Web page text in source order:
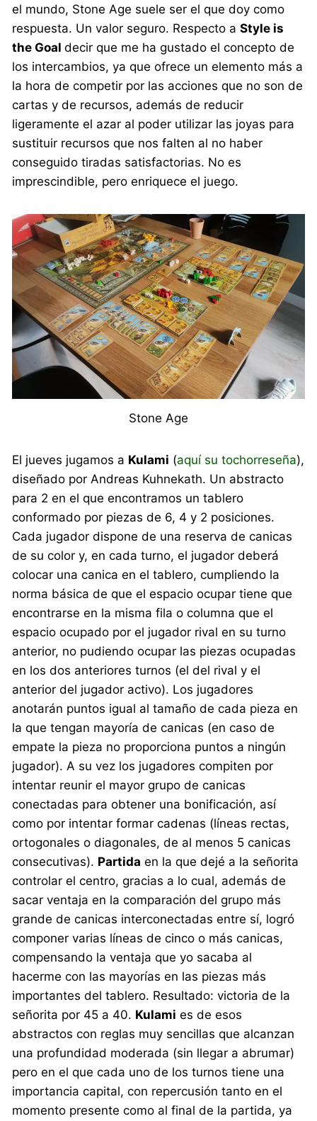
el mundo, Stone Age suele ser el que doy como
respuesta. Un valor seguro. Respecto aStyle is
the Goaldecir que me ha gustado el concepto de
los intercambios, ya que ofrece un elemento más a
la hora de competir por las acciones que no son de
cartas y de recursos, además de reducir
ligeramente el azar al poder utilizar las joyas para
sustituir recursos que nos falten al no haber
conseguido tiradas satisfactorias. No es
imprescindible, pero enriquece el juego.
Stone Age
El jueves jugamos a Kulami (aquí su tochorreseña),
diseñado por Andreas Kuhnekath. Un abstracto
para 2 en el que encontramos un tablero
conformado por piezas de 6, 4 y 2 posiciones.
Cada jugador dispone de una reserva de canicas
de su color y, en cada turno, el jugador deberá
colocar una canica en el tablero, cumpliendo la
norma básica de que el espacio ocupar tiene que
encontrarse en la misma fila o columna que el
espacio ocupado por el jugador rival en su turno
anterior, no pudiendo ocupar las piezas ocupadas
en los dos anteriores turnos (el del rival y el
anterior del jugador activo). Los jugadores
anotarán puntos igual al tamaño de cada pieza en
la que tengan mayoría de canicas (en caso de
empate la pieza no proporciona puntos a ningún
jugador). A su vez los jugadores compiten por
intentar reunir el mayor grupo de canicas
conectadas para obtener una bonificación, así
como por intentar formar cadenas (líneas rectas,
ortogonales o diagonales, de al menos 5 canicas
consecutivas). Partida en la que dejé a la señorita
controlar el centro, gracias a lo cual, además de
sacar ventaja en la comparación del grupo más
grande de canicas interconectadas entre sí, logró
componer varias líneas de cinco o más canicas,
compensando la ventaja que yo sacaba al
hacerme con las mayorías en las piezas más
importantes del tablero. Resultado: victoria de la
señorita por 45 a 40. Kulami es de esos
abstractos con reglas muy sencillas que alcanzan
una profundidad moderada (sin llegar a abrumar)
pero en el que cada uno de los turnos tiene una
importancia capital, con repercusión tanto en el
momento presente como al final de la partida, ya